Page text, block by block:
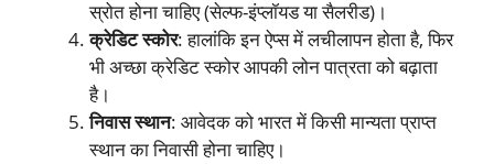
स्रोत होना चाहिए (सेल्फ-इंप्लॉयड या सैलरीड)।
क्रेडिट स्कोर: हालांकि इन ऐप्स में लचीलापन होता है, फिर
भी अच्छा क्रेडिट स्कोर आपकी लोन पात्रता को बढ़ाता
है।
निवास स्थान: आवेदक को भारत में किसी मान्यता प्राप्त
स्थान का निवासी होना चाहिए।